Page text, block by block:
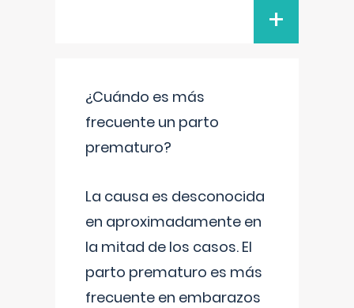
+
¿Cuándo es más
frecuente un parto
prematuro?
La causa es desconocida
en aproximadamente en
la mitad de los casos. El
parto prematuro es más
frecuente en embarazos